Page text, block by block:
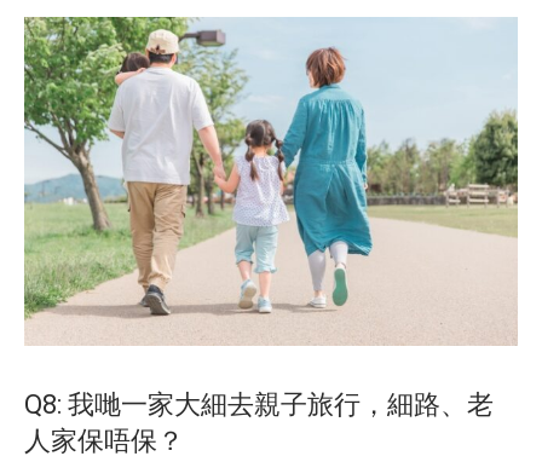
Q8: 我哋一家大細去親子旅行，細路、老
人家保唔保？